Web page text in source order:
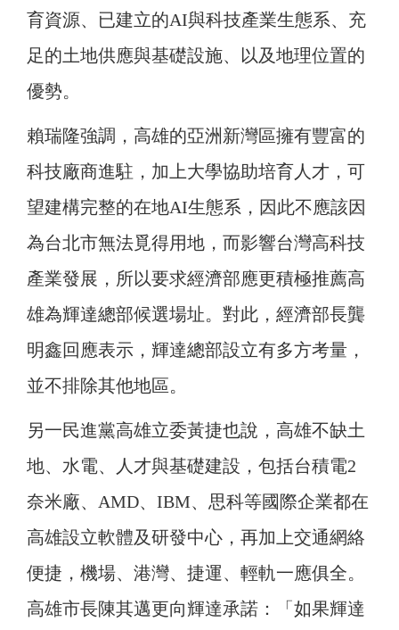
育資源、已建立的AI與科技產業生態系、充
足的土地供應與基礎設施、以及地理位置的
優勢。
賴瑞隆強調，高雄的亞洲新灣區擁有豐富的
科技廠商進駐，加上大學協助培育人才，可
望建構完整的在地AI生態系，因此不應該因
為台北市無法覓得用地，而影響台灣高科技
產業發展，所以要求經濟部應更積極推薦高
雄為輝達總部候選場址。對此，經濟部長龔
明鑫回應表示，輝達總部設立有多方考量，
並不排除其他地區。
另一民進黨高雄立委黃捷也說，高雄不缺土
地、水電、人才與基礎建設，包括台積電2
奈米廠、AMD、IBM、思科等國際企業都在
高雄設立軟體及研發中心，再加上交通網絡
便捷，機場、港灣、捷運、輕軌一應俱全。
高雄市長陳其邁更向輝達承諾：「如果輝達